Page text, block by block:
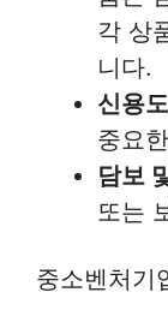
각 상
니다.
신용
중요
담보
또는
중소벤처기